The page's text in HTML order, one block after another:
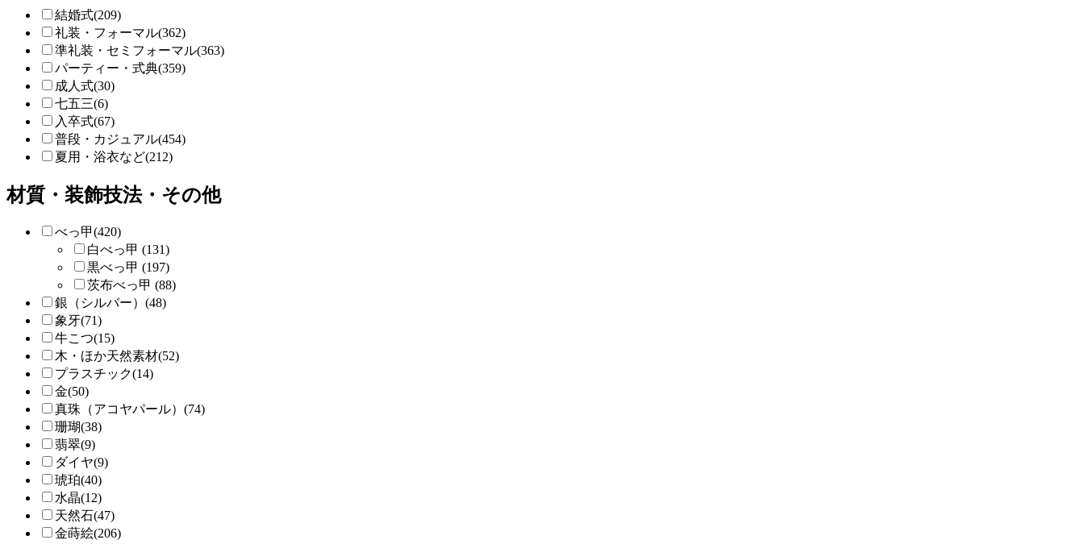
結婚式(209)
礼装・フォーマル(362)
準礼装・セミフォーマル(363)
パーティー・式典(359)
成人式(30)
七五三(6)
入卒式(67)
普段・カジュアル(454)
夏用・浴衣など(212)
材質・装飾技法・その他
べっ甲(420)
白べっ甲 (131)
黒べっ甲 (197)
茨布べっ甲 (88)
銀（シルバー）(48)
象牙(71)
牛こつ(15)
木・ほか天然素材(52)
プラスチック(14)
金(50)
真珠（アコヤパール）(74)
珊瑚(38)
翡翠(9)
ダイヤ(9)
琥珀(40)
水晶(12)
天然石(47)
金蒔絵(206)